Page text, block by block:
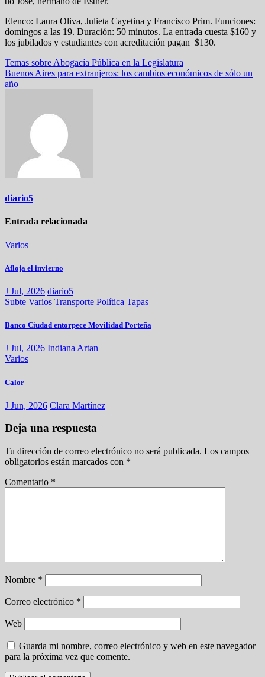
Elenco: Laura Oliva, Julieta Cayetina y Francisco Prim. Funciones:
domingos a las 19. Duración: 50 minutos. La entrada cuesta $160 y
los jubilados y estudiantes con acreditación pagan $130.
Navegación
de
Temas sobre Abogacía Pública en la Legislatura
Buenos Aires para extranjeros: los cambios económicos de sólo un
año
diario5
Entrada relacionada
Varios
Afloja el invierno
J Jul, 2026 diario5
Subte Varios Transporte Política Tapas
Banco Ciudad entorpece Movilidad Porteña
J Jul, 2026 Indiana Artan
Varios
Calor
J Jun, 2026 Clara Martínez
Deja una respuesta
Tu dirección de correo electrónico no será publicada. Los campos
obligatorios están marcados con *
Comentario *
Nombre *
Correo electrónico *
Web
Guarda mi nombre, correo electrónico y web en este navegador
para la próxima vez que comente.